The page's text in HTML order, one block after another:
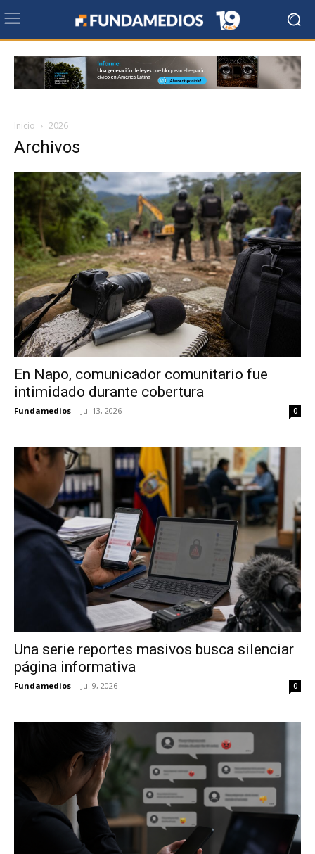
Inicio 2026
Archivos
En Napo, comunicador comunitario fue
intimidado durante cobertura
Fundamedios - Jul 13, 2026 0
Una serie reportes masivos busca silenciar
página informativa
Fundamedios - Jul 9, 2026 0